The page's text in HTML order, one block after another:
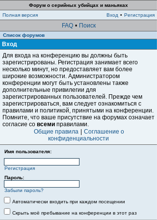
Форум о серийных убийцах и маньяках
Полная версия
Вход • Регистрация
FAQ • Поиск
Список форумов
Вход
Для входа на конференцию вы должны быть
зарегистрированы. Регистрация занимает всего
несколько минут, но предоставляет вам более
широкие возможности. Администратором
конференции могут быть установлены также
дополнительные привилегии для
зарегистрированных пользователей. Прежде чем
зарегистрироваться, вам следует ознакомиться с
правилами и политикой, принятыми на конференции.
Помните, что ваше присутствие на форумах означает
согласие со всеми правилами.
Общие правила
Соглашение о
конфиденциальности
Имя пользователя:
Регистрация
Пароль:
Забыли пароль?
Автоматически входить при каждом посещении
Скрыть моё пребывание на конференции в этот раз